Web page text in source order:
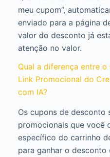
meu cupom”,
enviado para a página
valor do desconto já
atenção no valor.
Qual a diferença entre
Link Promocional do
com IA?
Os cupons de desconto
promocionais que você
específico do carrinho
para ganhar o desconto